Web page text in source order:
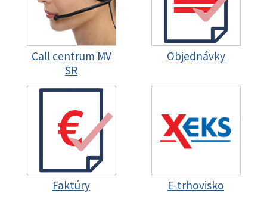
Call centrum MV
SR
Objednávky
Faktúry E-trhovisko